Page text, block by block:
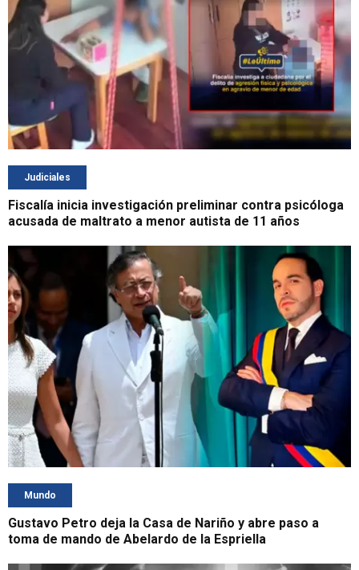
Judiciales
Fiscalía inicia investigación preliminar contra psicóloga
acusada de maltrato a menor autista de 11 años
Mundo
Gustavo Petro deja la Casa de Nariño y abre paso a
toma de mando de Abelardo de la Espriella